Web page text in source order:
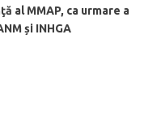
al MMAP, ca urmare a
și INHGA